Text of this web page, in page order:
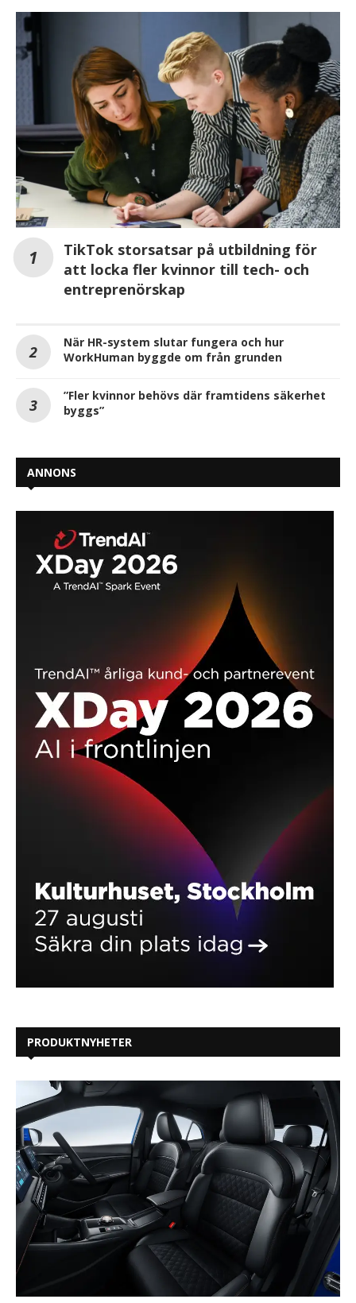
TikTok storsatsar på utbildning för
att locka fler kvinnor till tech- och
entreprenörskap
När HR-system slutar fungera och hur
WorkHuman byggde om från grunden
”Fler kvinnor behövs där framtidens säkerhet
byggs”
ANNONS
PRODUKTNYHETER